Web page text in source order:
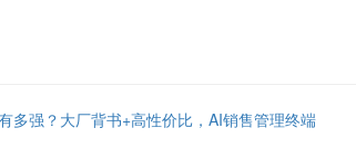
多强？大厂背书+高性价比，AI销售管理终端